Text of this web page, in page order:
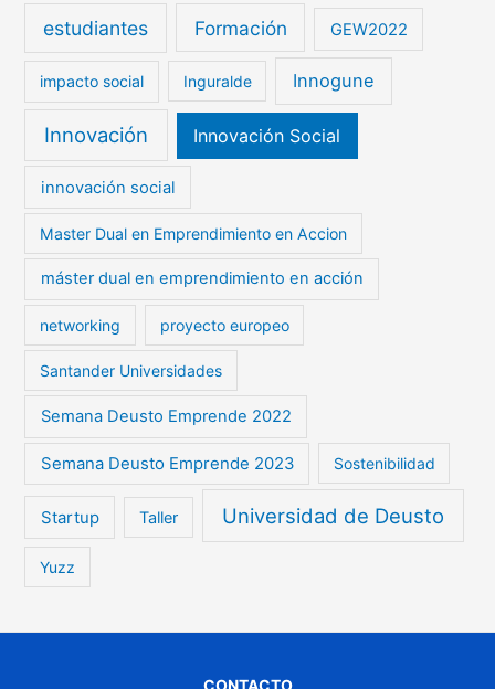
estudiantes Formación GEW2022
impacto social Inguralde Innogune
Innovación Innovación Social
innovación social
Master Dual en Emprendimiento en Accion
máster dual en emprendimiento en acción
networking proyecto europeo
Santander Universidades
Semana Deusto Emprende 2022
Semana Deusto Emprende 2023 Sostenibilidad
Startup Taller Universidad de Deusto
Yuzz